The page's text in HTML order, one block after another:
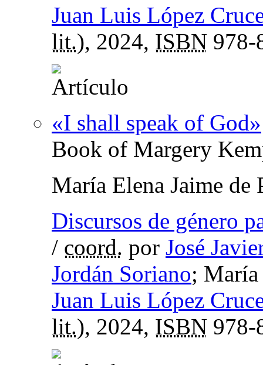
Juan Luis López
lit.), 2024, ISBN
«I shall speak of God»
Book of Margery
María Elena Jaime de
Discursos de género
/ coord. por José
Jordán Soriano; María
Juan Luis López
lit.), 2024, ISBN